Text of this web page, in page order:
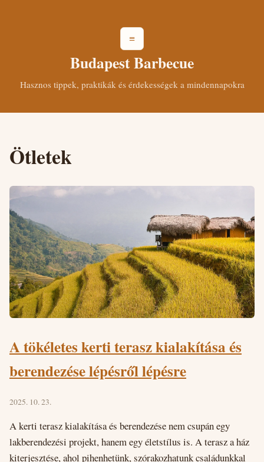
≡
Budapest Barbecue
Hasznos tippek, praktikák és érdekességek a mindennapokra
Ötletek
A tökéletes kerti terasz kialakítása és
berendezése lépésről lépésre
2025. 10. 23.
A kerti terasz kialakítása és berendezése nem csupán egy
lakberendezési projekt, hanem egy életstílus is. A terasz a ház
kiterjesztése, ahol pihenhetünk, szórakozhatunk családunkkal